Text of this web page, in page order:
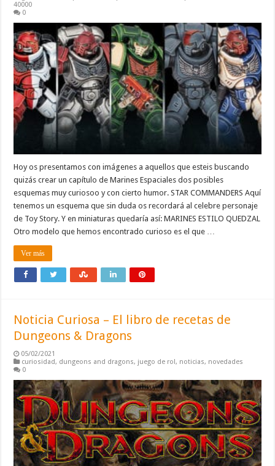
40000
0
Hoy os presentamos con imágenes a aquellos que esteis buscando
quizás crear un capítulo de Marines Espaciales dos posibles
esquemas muy curiosoo y con cierto humor. STAR COMMANDERS Aquí
tenemos un esquema que sin duda os recordará al celebre personaje
de Toy Story. Y en miniaturas quedaría así: MARINES ESTILO QUEDZAL
Otro modelo que hemos encontrado curioso es el que …
Ver más
Noticia Curiosa – El libro de recetas de
Dungeons & Dragons
05/02/2021
curiosidad, dungeons and dragons, juego de rol, noticias, novedades
0